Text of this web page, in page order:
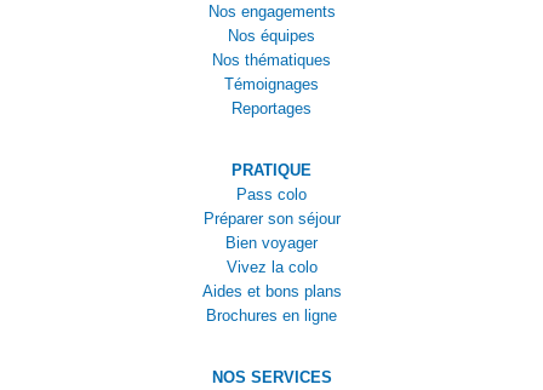
Nos engagements
Nos équipes
Nos thématiques
Témoignages
Reportages
PRATIQUE
Pass colo
Préparer son séjour
Bien voyager
Vivez la colo
Aides et bons plans
Brochures en ligne
NOS SERVICES